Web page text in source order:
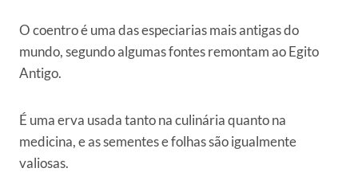
O coentro é uma das especiarias mais antigas do
mundo, segundo algumas fontes remontam ao Egito
Antigo.
É uma erva usada tanto na culinária quanto na
medicina, e as sementes e folhas são igualmente
valiosas.